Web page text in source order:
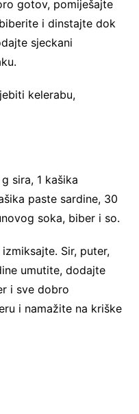
gotov, pomiješajte
i dinstajte dok
sjeckani
kelerabu,
sira, 1 kašika
paste sardine, 30
soka, biber i so.
Sir, puter,
umutite, dodajte
i sve dobro
i namažite na kriške